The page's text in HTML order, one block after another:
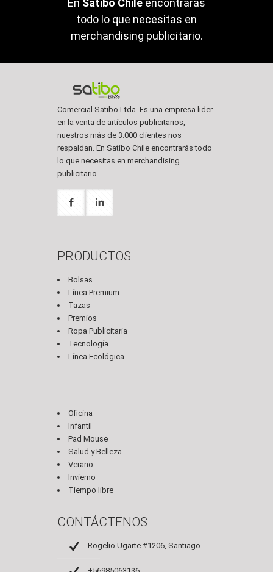
En Satibo Chile encontrarás
todo lo que necesitas en
merchandising publicitario.
Comercial Satibo Ltda. Es una empresa lider
en la venta de artículos publicitarios,
nuestros más de 3.000 clientes nos
respaldan. En Satibo Chile encontrarás todo
lo que necesitas en merchandising
publicitario.
PRODUCTOS
Bolsas
Línea Premium
Tazas
Premios
Ropa Publicitaria
Tecnología
Línea Ecológica
Oficina
Infantil
Pad Mouse
Salud y Belleza
Verano
Invierno
Tiempo libre
CONTÁCTENOS
Rogelio Ugarte #1206, Santiago.